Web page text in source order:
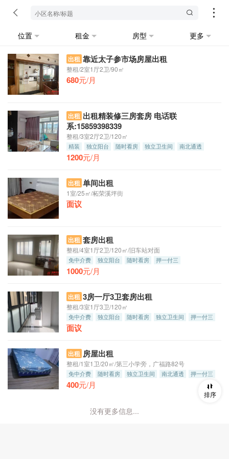
位置 租金 房型 更多
出租 靠近太子参市场房屋出租
整租/2室1厅2卫/90㎡
680元/月
出租 出租精装修三房套房 电话联
系:15859398339
整租/3室2厅2卫/120㎡
精装 独立阳台 随时看房 独立卫生间
南北通透
押一付三
1200元/月
出租 单间出租
1室/25㎡/柘荣溪坪街
面议
出租 套房出租
整租/4室1厅2卫/120㎡/旧车站对面
免中介费 独立阳台 随时看房 押一付三
1000元/月
出租 3房一厅3卫套房出租
整租/3室1厅3卫/120㎡
免中介费 独立阳台 随时看房 独立卫生间 押一付三
面议
出租 房屋出租
整租/1室1卫/20㎡/第三小学旁，广福路82号
免中介费 随时看房 独立卫生间 南北通透 押一付三
400元/月
没有更多信息...
排序